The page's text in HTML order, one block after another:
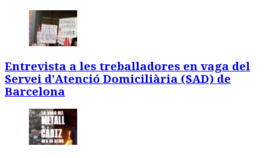
Entrevista a les treballadores en vaga del
Servei d’Atenció Domiciliària (SAD) de
Barcelona